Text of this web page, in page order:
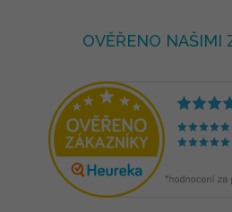
OVĚŘENO NAŠIMI